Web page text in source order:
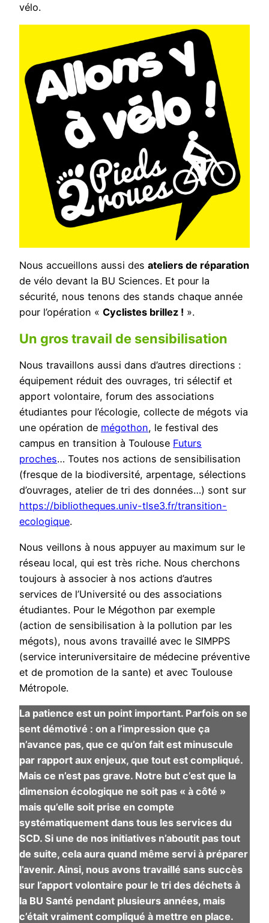
vélo.
Nous accueillons aussi des ateliers de réparation
de vélo devant la BU Sciences. Et pour la
sécurité, nous tenons des stands chaque année
pour l’opération « Cyclistes brillez ! ».
Un gros travail de sensibilisation
Nous travaillons aussi dans d’autres directions :
équipement réduit des ouvrages, tri sélectif et
apport volontaire, forum des associations
étudiantes pour l’écologie, collecte de mégots via
une opération de mégothon, le festival des
campus en transition à Toulouse Futurs
proches… Toutes nos actions de sensibilisation
(fresque de la biodiversité, arpentage, sélections
d’ouvrages, atelier de tri des données…) sont sur
https://bibliotheques.univ-tlse3.fr/transition-
ecologique.
Nous veillons à nous appuyer au maximum sur le
réseau local, qui est très riche. Nous cherchons
toujours à associer à nos actions d’autres
services de l’Université ou des associations
étudiantes. Pour le Mégothon par exemple
(action de sensibilisation à la pollution par les
mégots), nous avons travaillé avec le SIMPPS
(service interuniversitaire de médecine préventive
et de promotion de la sante) et avec Toulouse
Métropole.
La patience est un point important. Parfois on se
sent démotivé : on a l’impression que ça
n’avance pas, que ce qu’on fait est minuscule
par rapport aux enjeux, que tout est compliqué.
Mais ce n’est pas grave. Notre but c’est que la
dimension écologique ne soit pas « à côté »
mais qu’elle soit prise en compte
systématiquement dans tous les services du
SCD. Si une de nos initiatives n’aboutit pas tout
de suite, cela aura quand même servi à préparer
l’avenir. Ainsi, nous avons travaillé sans succès
sur l’apport volontaire pour le tri des déchets à
la BU Santé pendant plusieurs années, mais
c’était vraiment compliqué à mettre en place.